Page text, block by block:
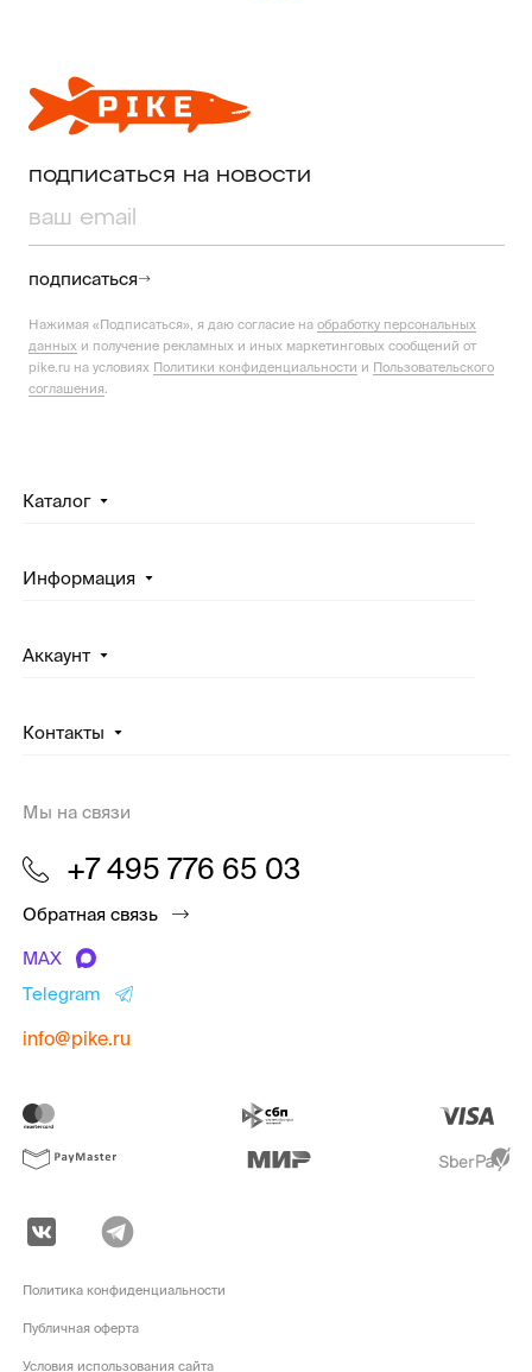
подписаться на новости
подписаться
Нажимая «Подписаться», я даю согласие на обработку персональных
данных и получение рекламных и иных маркетинговых сообщений от
pike.ru на условиях Политики конфиденциальности и Пользовательского
соглашения
Каталог
Информация
Аккаунт
Контакты
Мы на связи
+7 495 776 65 03
Обратная связь
MAX
Telegram
info@pike.ru
Политика конфиденциальности
Публичная оферта
Условия использования сайта